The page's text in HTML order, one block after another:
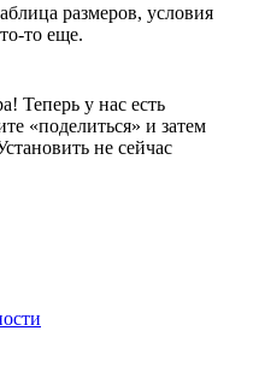
размеров, условия
то еще.
Теперь у нас есть
«поделиться» и затем
не сейчас